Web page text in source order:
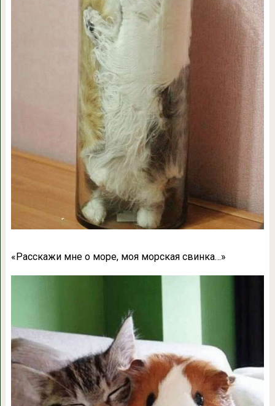
« Расскажи мне о море, моя морская свинка…»